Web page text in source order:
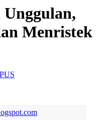
Menristek